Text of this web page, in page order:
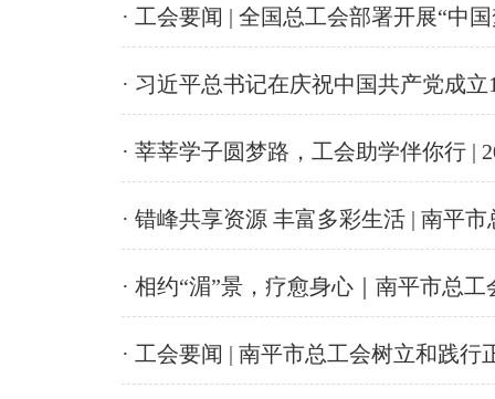
· 工会要闻 | 全国总工会部署开展“中
· 习近平总书记在庆祝中国共产党成
· 莘莘学子圆梦路，工会助学伴你行 |
· 错峰共享资源 丰富多彩生活 | ​南平
· 相约“湄”景，疗愈身心｜南平市总
· 工会要闻 | 南平市总工会树立和践